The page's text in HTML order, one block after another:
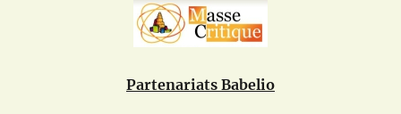
Partenariats Babelio